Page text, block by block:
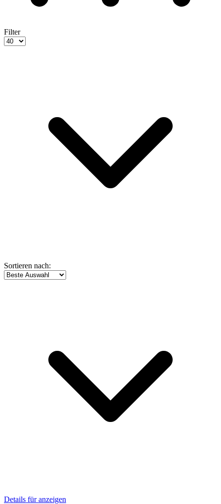
Filter
Sortieren nach:
Details für anzeigen